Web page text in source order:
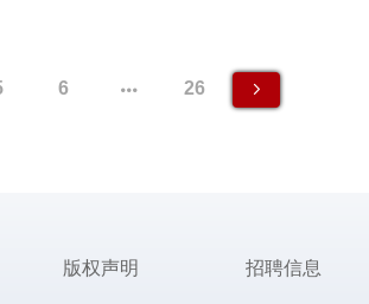
6 26
版权声明 招聘信息